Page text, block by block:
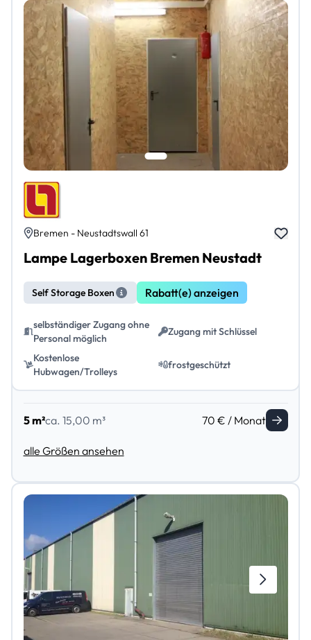
Bremen - Neustadtswall 61
Lampe Lagerboxen Bremen Neustadt
Self Storage Boxen Rabatt(e) anzeigen
selbständiger Zugang ohne
Personal möglich
Zugang mit Schlüssel
Kostenlose
Hubwagen/Trolleys
frostgeschützt
5 m²ca. 15,00 m³ 70 € / Monat
alle Größen ansehen